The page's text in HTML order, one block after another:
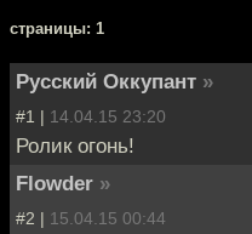
cтраницы: 1
Русский Оккупант »
#1 | 14.04.15 23:20
Ролик огонь!
Flowder »
#2 | 15.04.15 00:44